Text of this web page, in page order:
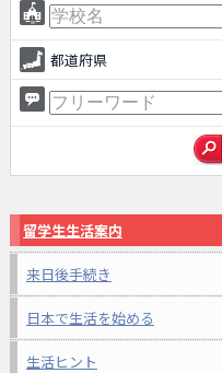
都道府県
留学生生活案内
来日後手続き
日本で生活を始める
生活ヒント